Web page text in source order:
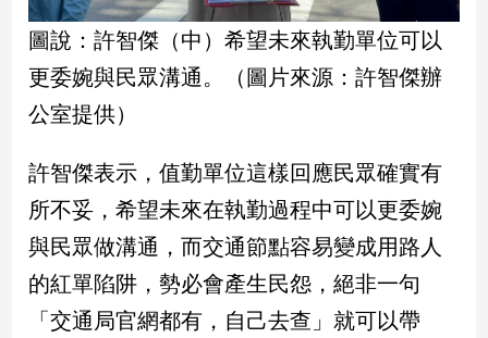
地
方
新
冠
病
專
區
台
灣
圖說：許智傑（中）希望未來執勤單位可以
更委婉與民眾溝通。（圖片來源：許智傑辦
公室提供）
許智傑表示，值勤單位這樣回應民眾確實有
所不妥，希望未來在執勤過程中可以更委婉
與民眾做溝通，而交通節點容易變成用路人
的紅單陷阱，勢必會產生民怨，絕非一句
「交通局官網都有，自己去查」就可以帶